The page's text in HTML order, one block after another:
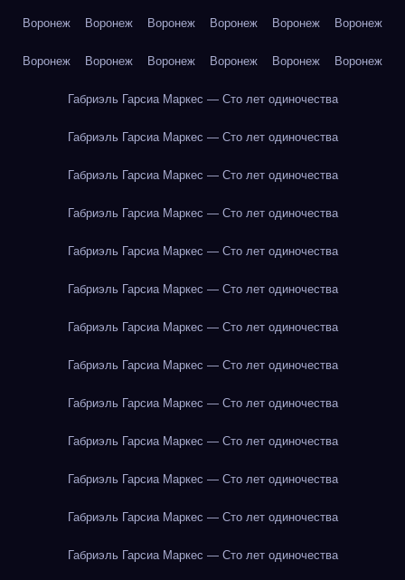
Воронеж Воронеж Воронеж Воронеж Воронеж Воронеж
Воронеж Воронеж Воронеж Воронеж Воронеж Воронеж
Габриэль Гарсиа Маркес — Сто лет одиночества
Габриэль Гарсиа Маркес — Сто лет одиночества
Габриэль Гарсиа Маркес — Сто лет одиночества
Габриэль Гарсиа Маркес — Сто лет одиночества
Габриэль Гарсиа Маркес — Сто лет одиночества
Габриэль Гарсиа Маркес — Сто лет одиночества
Габриэль Гарсиа Маркес — Сто лет одиночества
Габриэль Гарсиа Маркес — Сто лет одиночества
Габриэль Гарсиа Маркес — Сто лет одиночества
Габриэль Гарсиа Маркес — Сто лет одиночества
Габриэль Гарсиа Маркес — Сто лет одиночества
Габриэль Гарсиа Маркес — Сто лет одиночества
Габриэль Гарсиа Маркес — Сто лет одиночества